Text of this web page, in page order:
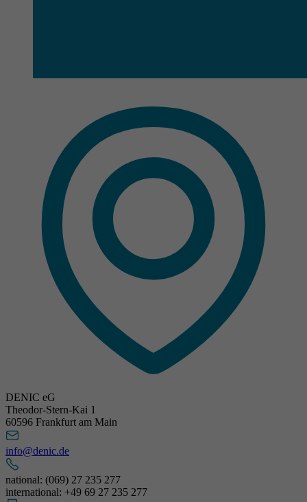
DENIC eG
Theodor-Stern-Kai 1
60596 Frankfurt am Main
info@denic.de
national: (069) 27 235 277
international: +49 69 27 235 277